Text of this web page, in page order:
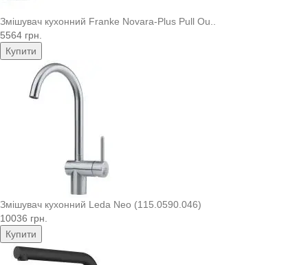
Змішувач кухонний Franke Novara-Plus Pull Ou..
5564 грн.
Купити
Змішувач кухонний Leda Neo (115.0590.046)
10036 грн.
Купити